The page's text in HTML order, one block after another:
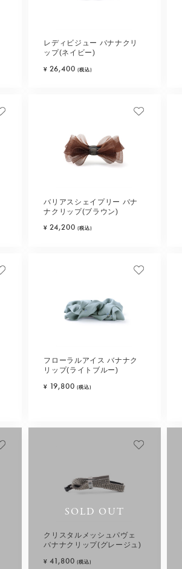
レディビジュー バナナクリ
ップ(ネイビー)
¥ 26,400 (税込)
バリアスシェイプリー バナ
ナクリップ(ブラウン)
¥ 24,200 (税込)
フローラルアイス バナナク
リップ(ライトブルー)
¥ 19,800 (税込)
SOLD OUT
クリスタルメッシュパヴェ
バナナクリップ(グレージュ)
¥ 41,800 (税込)